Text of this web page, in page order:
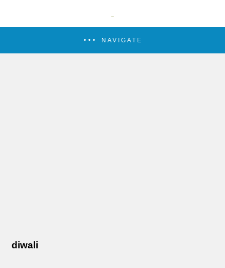
NAVIGATE
diwali